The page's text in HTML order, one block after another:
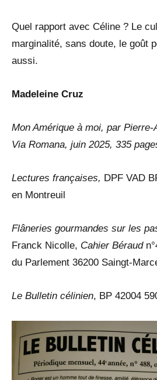
Quel rapport avec Céline ? Le
marginalité, sans doute, le goût
aussi.
Madeleine Cruz
Mon Amérique à moi, par Pierre-
Via Romana, juin 2025, 335
Lectures françaises, DPF VAD
en Montreuil
Flâneries gourmandes sur les
Franck Nicolle, Cahier Béraud
du Parlement 36200 Saingt-
Le Bulletin célinien, BP 42004